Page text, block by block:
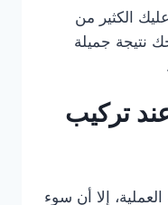
الكثير من
نتيجة جميلة
تركيب
إلا أن سوء